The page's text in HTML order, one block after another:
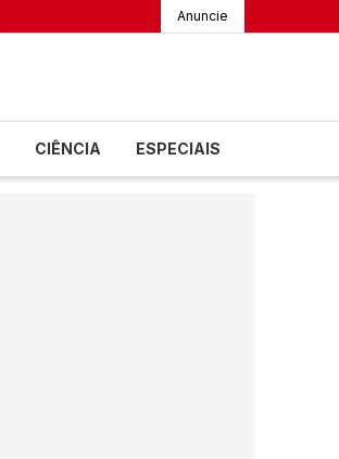
Anuncie
CIÊNCIA ESPECIAIS